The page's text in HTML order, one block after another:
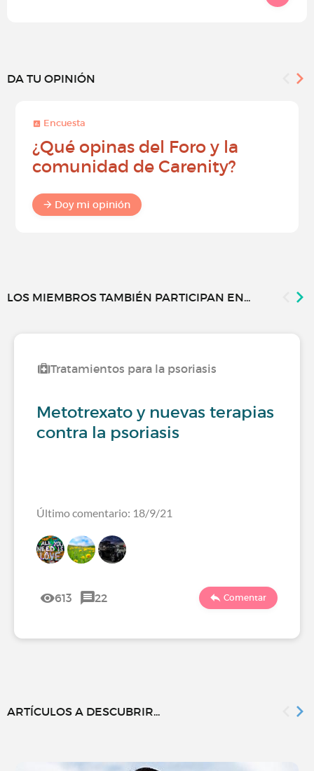
DA TU OPINIÓN
Encuesta
¿Qué opinas del Foro y la
comunidad de Carenity?
Doy mi opinión
LOS MIEMBROS TAMBIÉN PARTICIPAN EN...
Tratamientos para la psoriasis
Metotrexato y nuevas terapias
contra la psoriasis
Último comentario: 18/9/21
613 22 Comentar
ARTÍCULOS A DESCUBRIR...